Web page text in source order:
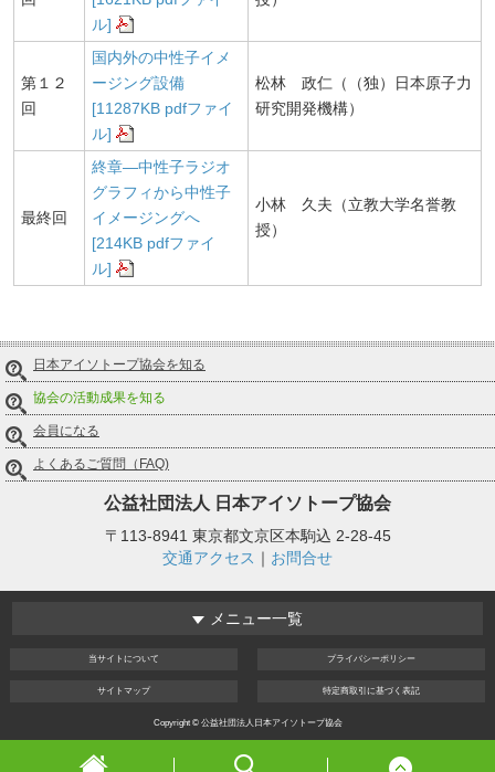
ル]
第１２
回
国内外の中性子イメ
ージング設備
[11287KB pdfファイ
ル]
松林 政仁（（独）日本原子力
研究開発機構）
最終回
終章―中性子ラジオ
グラフィから中性子
イメージングへ
[214KB pdfファイ
ル]
小林 久夫（立教大学名誉教
授）
日本アイソトープ協会を知る
協会の活動成果を知る
会員になる
よくあるご質問（FAQ)
公益社団法人 日本アイソトープ協会
〒113-8941 東京都文京区本駒込 2-28-45
交通アクセス ｜ お問合せ
メニュー一覧
当サイト について プライバシーポリシー
サイト マップ 特定商取引 に基づく表記
Copyright © 公益社団法人日本アイソトープ協会